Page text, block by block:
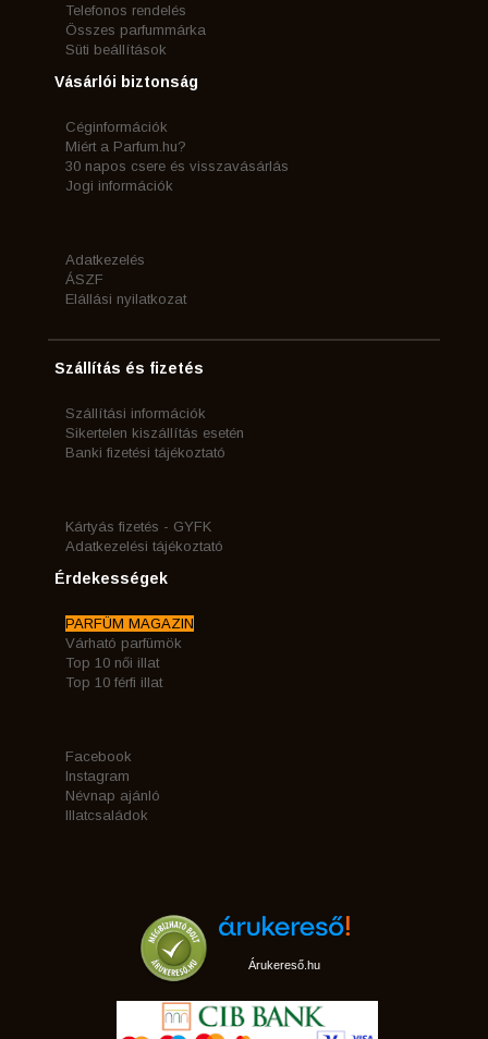
Telefonos rendelés
Összes parfummárka
Süti beállítások
Vásárlói biztonság
Céginformációk
Miért a Parfum.hu?
30 napos csere és visszavásárlás
Jogi információk
Adatkezelés
ÁSZF
Elállási nyilatkozat
Szállítás és fizetés
Szállítási információk
Sikertelen kiszállítás esetén
Banki fizetési tájékoztató
Kártyás fizetés - GYFK
Adatkezelési tájékoztató
Érdekességek
PARFÜM MAGAZIN
Várható parfümök
Top 10 női illat
Top 10 férfi illat
Facebook
Instagram
Névnap ajánló
Illatcsaládok
Árukereső.hu